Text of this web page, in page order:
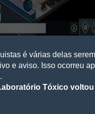
é várias delas serem
e aviso. Isso ocorreu
Tóxico voltou